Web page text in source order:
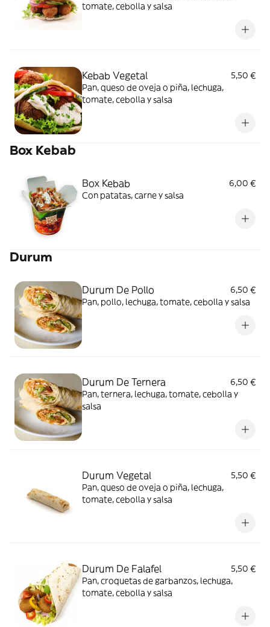
tomate, cebolla y salsa
Kebab Vegetal
5,50 €
Pan, queso de oveja o piña, lechuga,
tomate, cebolla y salsa
Box Kebab
Box Kebab
6,00 €
Con patatas, carne y salsa
Durum
Durum De Pollo
6,50 €
Pan, pollo, lechuga, tomate, cebolla y salsa
Durum De Ternera
6,50 €
Pan, ternera, lechuga, tomate, cebolla y
salsa
Durum Vegetal
5,50 €
Pan, queso de oveja o piña, lechuga,
tomate, cebolla y salsa
Durum De Falafel
5,50 €
Pan, croquetas de garbanzos, lechuga,
tomate, cebolla y salsa